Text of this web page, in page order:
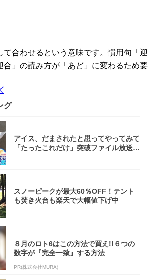
て合わせるという意味です。慣用句「迎
合」の読み方が「あど」に変わるため要
グ
アイス、だまされたと思ってやってみて
「たったこれだけ」突破ファイル放送で
スノーピークが最大60％OFF！テント
も焚き火台も楽天で大幅値下げ中
８月のロト6はこの方法で買え!!６つの
数字が『完全一致』する方法
PR(株式会社MURA)